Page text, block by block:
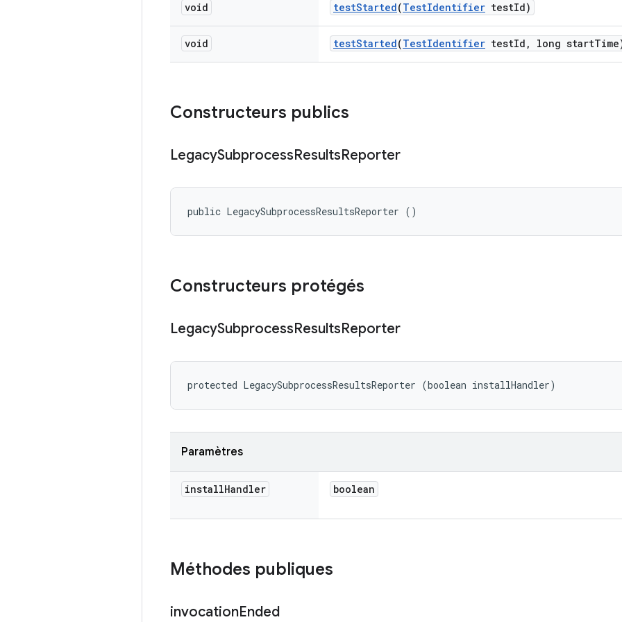
void testStarted(TestIdentifier testId)
void testStarted(TestIdentifier testId , long start
Constructeurs publics
LegacySubprocessResultsReporter
public LegacySubprocessResultsReporter ()
Constructeurs protégés
LegacySubprocessResultsReporter
protected LegacySubprocessResultsReporter (boolean installHandler)
Paramètres
installHandler boolean
Méthodes publiques
invocationEnded